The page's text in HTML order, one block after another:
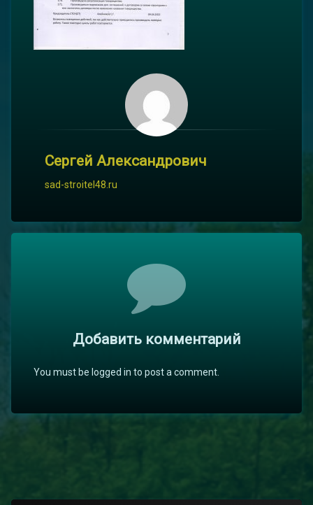
Сергей Александрович
sad-stroitel48.ru
Добавить комментарий
You must be logged in to post a comment.